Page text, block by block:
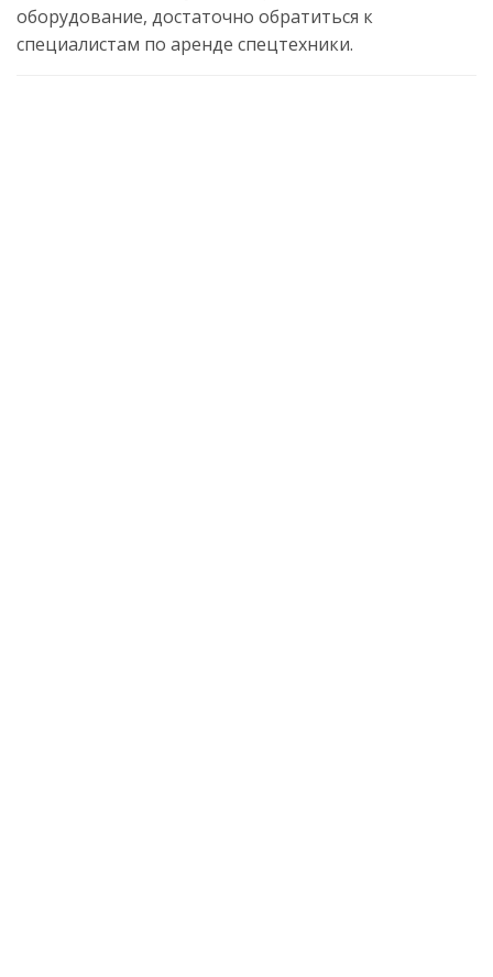
оборудование, достаточно обратиться к
специалистам по аренде спецтехники.